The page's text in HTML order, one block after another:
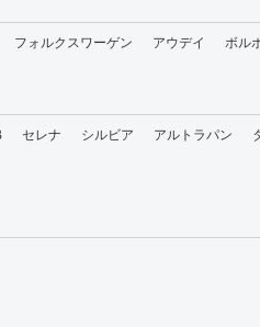
フォルクスワーゲン アウデイ ボル
セレナ シルビア アルトラパン